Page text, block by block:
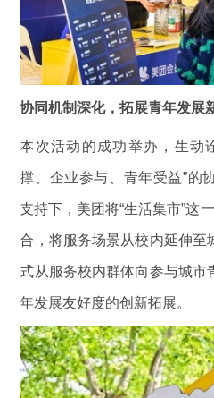
协同机制深化，拓展青年发展
本次活动的成功举办，生动
撑、企业参与、青年受益”的
支持下，美团将“生活集市”这
合，将服务场景从校内延伸至
式从服务校内群体向参与城市
年发展友好度的创新拓展。